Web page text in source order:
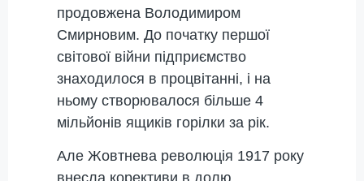
продовжена Володимиром
Смирновим. До початку першої
світової війни підприємство
знаходилося в процвітанні, і на
ньому створювалося більше 4
мільйонів ящиків горілки за рік.
Але Жовтнева революція 1917 року
внесла корективи в долю